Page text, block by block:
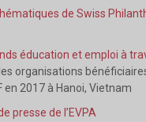
de Swiss
éducation et emploi à
organisations
en 2017 à Hanoi, Vietnam
presse de l’EVPA